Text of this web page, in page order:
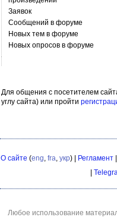
Заявок
Сообщений в форуме
Новых тем в форуме
Новых опросов в форуме
Для общения с посетителем
углу сайта) или пройти
О сайте (eng, fra, укр) | Регламент|
Любое использование